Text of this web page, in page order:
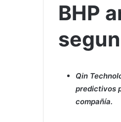
BHP
Qin
predictivos
compañía.